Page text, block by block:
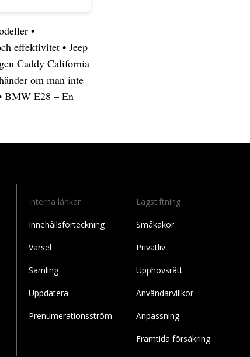
•
effektivitet • Jeep
Caddy California
om man inte
BMW E28 – En
Interna länkar
Innehållsförteckning
Varsel
Samling
Uppdatera
Prenumerationsström
Lagstiftning
Småkakor
Privatliv
Upphovsrätt
Användarvillkor
Anpassning
Framtida försäkring